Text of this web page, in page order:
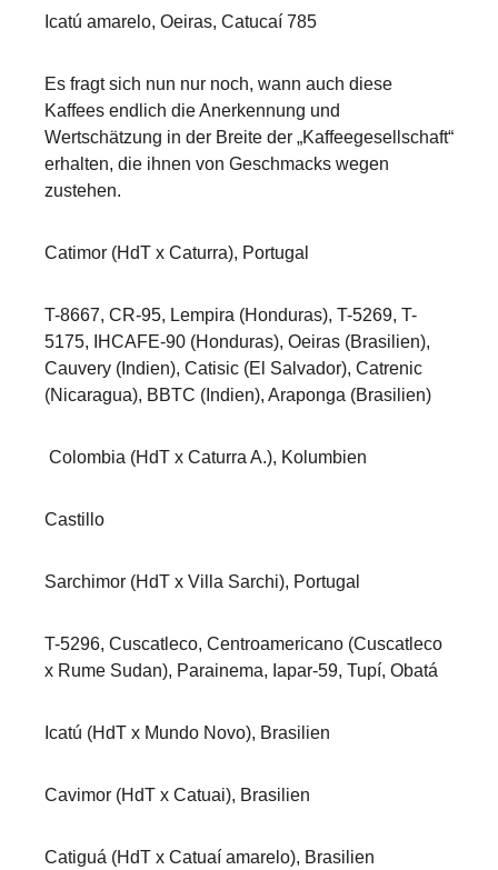
Icatú amarelo, Oeiras, Catucaí 785
Es fragt sich nun nur noch, wann auch diese
Kaffees endlich die Anerkennung und
Wertschätzung in der Breite der „Kaffeegesellschaft“
erhalten, die ihnen von Geschmacks wegen
zustehen.
Catimor (HdT x Caturra), Portugal
T-8667, CR-95, Lempira (Honduras), T-5269, T-
5175, IHCAFE-90 (Honduras), Oeiras (Brasilien),
Cauvery (Indien), Catisic (El Salvador), Catrenic
(Nicaragua), BBTC (Indien), Araponga (Brasilien)
Colombia (HdT x Caturra A.), Kolumbien
Castillo
Sarchimor (HdT x Villa Sarchi), Portugal
T-5296, Cuscatleco, Centroamericano (Cuscatleco
x Rume Sudan), Parainema, Iapar-59, Tupí, Obatá
Icatú (HdT x Mundo Novo), Brasilien
Cavimor (HdT x Catuai), Brasilien
Catiguá (HdT x Catuaí amarelo), Brasilien